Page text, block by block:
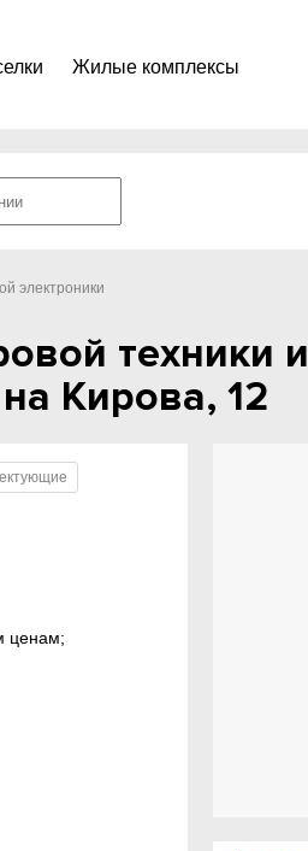
Жилые комплексы
электроники
техники и
Кирова, 12
ценам;